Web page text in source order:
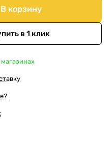
В корзину
в 1 клик
магазинах